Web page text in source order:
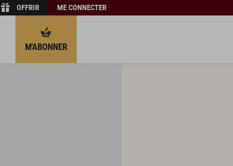
OFFRIR ME CONNECTER
M'ABONNER